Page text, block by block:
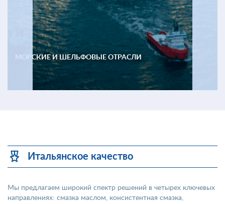
МОРСКИЕ И ШЕЛЬФОВЫЕ ОТРАСЛИ
Итальянское качество
Мы предлагаем широкий спектр решений в четырех ключевых
направлениях: смазка маслом, консистентная смазка,